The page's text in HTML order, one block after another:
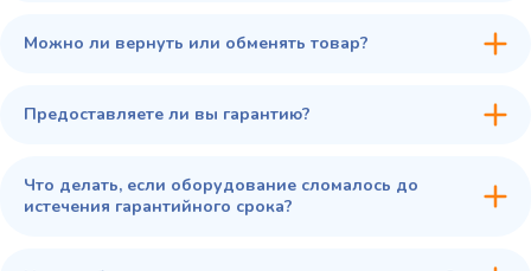
Можно ли вернуть или обменять товар?
Предоставляете ли вы гарантию?
Что делать, если оборудование сломалось до
истечения гарантийного срока?